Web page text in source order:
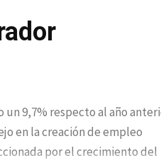
un 9,7% respecto al año
en la creación de empleo
por el crecimiento del